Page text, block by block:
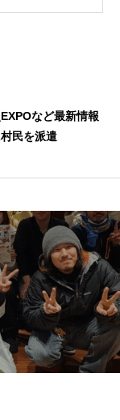
など最新情報
民を派遣